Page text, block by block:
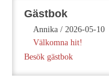
Gästbok
Annika / 2026-05-10
Välkomna hit!
Besök gästbok